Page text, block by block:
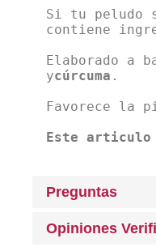
Si tu peludo
contiene
Elaborado a
ycúrcuma .
Favorece la
Este
Preguntas
Opiniones